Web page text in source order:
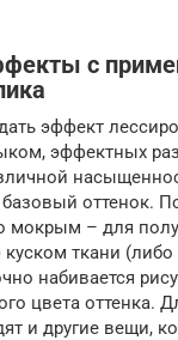
с
эффект
эффектных
оттенок.
мокрым – для
куском ткани
набивается
цвета оттенка.
и другие вещи,